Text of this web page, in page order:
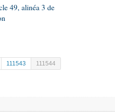
49, alinéa 3 de
111543 111544